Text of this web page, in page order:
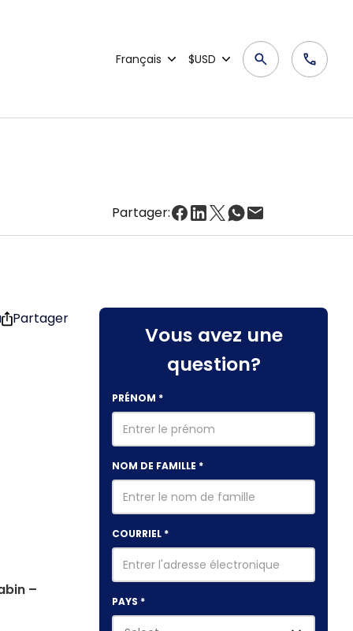
Français $USD
Partager:
Partager
–
Vous avez une
question?
PRÉNOM *
NOM DE FAMILLE *
COURRIEL *
PAYS *